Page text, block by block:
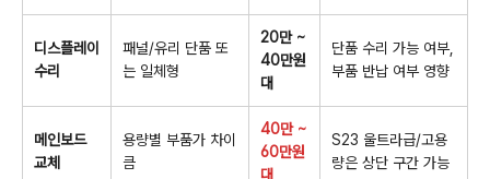
디스플레이
수리
패널/유리 단품 또
는 일체형
20만 ~
40만원
대
단품 수리 가능 여부,
부품 반납 여부 영향
메인보드
교체
용량별 부품가 차이
큼
40만 ~
60만원
대
S23 울트라급/고용
량은 상단 구간 가능